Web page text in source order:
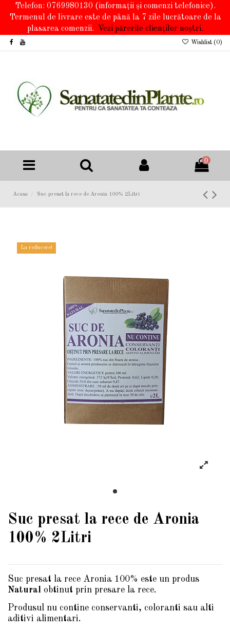
Telefon: 0769980130 (informații și comenzi telefonice).
Termenul de livrare este de până la 7 zile lucrătoare de la
plasarea comenzii.
Vezi părerile clienților noștri.
Wishlist (0)
0
Acasa Suc presat la rece de Aronia 100% 2Litri
La reducere!
Suc presat la rece de Aronia
100% 2Litri
Suc presat la rece Aronia 100% este un produs
Natural obtinut prin presare la rece.
Produsul nu contine conservanti, coloranti sau alti
aditivi alimentari.